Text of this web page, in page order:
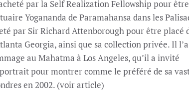
par la Self Realization Fellowship pour être
Yogananda de Paramahansa dans les
par Sir Richard Attenborough pour être placé
Georgia, ainsi que sa collection privée. Il l’a
au Mahatma à Los Angeles, qu’il a invité
pour montrer comme le préféré de sa
en 2002. (voir article)